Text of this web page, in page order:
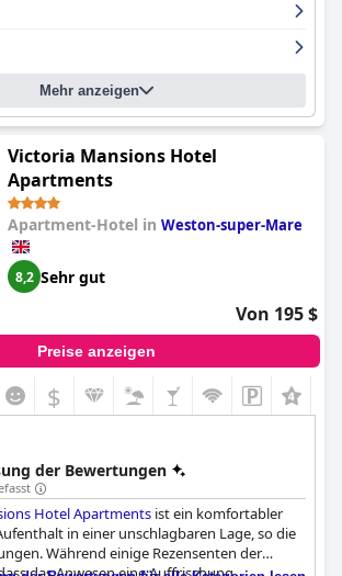
Mehr anzeigen
Victoria Mansions Hotel
Apartments
Apartment-Hotel in Weston-super-Mare
8,2 Sehr gut
Von 195 $
Preise anzeigen
$
der Bewertungen
Hotel Apartments ist ein komfortabler
in einer unschlagbaren Lage, so die
Während einige Rezensenten der